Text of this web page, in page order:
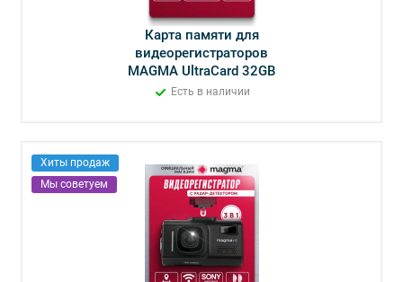
Карта памяти для
видеорегистраторов
MAGMA UltraCard 32GB
Есть в наличии
Хиты продаж
Мы советуем